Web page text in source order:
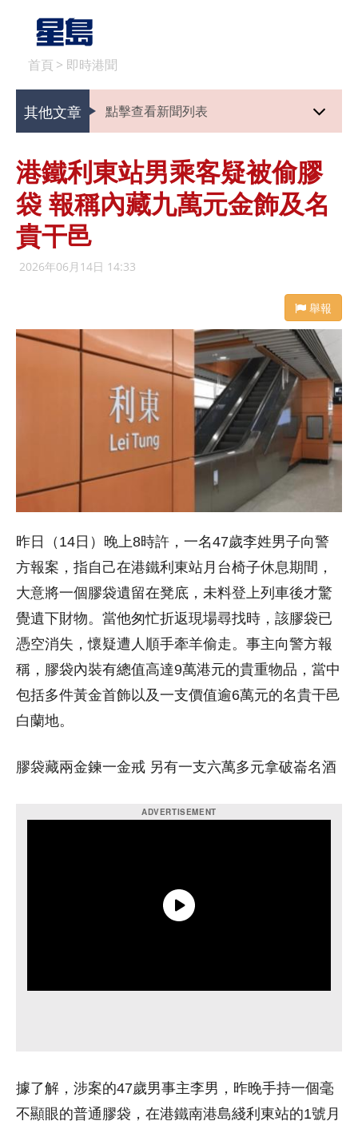
首頁 > 即時港聞
其他文章 點擊查看新聞列表
港鐵利東站男乘客疑被偷膠
袋 報稱內藏九萬元金飾及名
貴干邑
2026年06月14日 14:33
舉報
昨日（14日）晚上8時許，一名47歲李姓男子向警
方報案，指自己在港鐵利東站月台椅子休息期間，
大意將一個膠袋遺留在凳底，未料登上列車後才驚
覺遺下財物。當他匆忙折返現場尋找時，該膠袋已
憑空消失，懷疑遭人順手牽羊偷走。事主向警方報
稱，膠袋內裝有總值高達9萬港元的貴重物品，當中
包括多件黃金首飾以及一支價值逾6萬元的名貴干邑
白蘭地。
膠袋藏兩金鍊一金戒 另有一支六萬多元拿破崙名酒
據了解，涉案的47歲男事主李男，昨晚手持一個毫
不顯眼的普通膠袋，在港鐵南港島綫利東站的1號月